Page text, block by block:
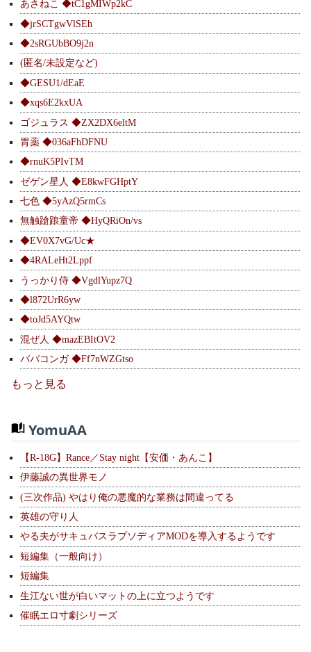
あさねこ ◆tC1gMIWp2kC
◆jrSCTgwVlSEh
◆2sRGUbBO9j2n
(匿名/未設定など)
◆GESU1/dEaE
◆xqs6E2kxUA
ゴジュラス ◆ZX2DX6eltM
胃薬 ◆036aFhDFNU
◆rnuK5PIvTM
ゼゲン星人 ◆E8kwFGHptY
七色 ◆5yAzQ5rmCs
無触蹌踉童帝 ◆HyQRiOn/vs
◆EV0X7vG/Uc★
◆4RALeHt2Lppf
うっかり侍 ◆VgdlYupz7Q
◆l872UrR6yw
◆toJd5AYQtw
混ぜ人 ◆mazEBItOV2
ババコンガ ◆Ff7nWZGtso
もっと見る
YomuAA
【R-18G】Rance／Stay night【安価・あんこ】
伊藤誠の異世界モノ
(三次作品) やはり俺の悪魔的な業務は間違ってる
英雄の守り人
やる夫がサキュバスラプソディアMODを導入するようです
短編集（一般向け）
短編集
生江ない世が白いマットの上に立つようです
催眠エロ寸劇シリーズ